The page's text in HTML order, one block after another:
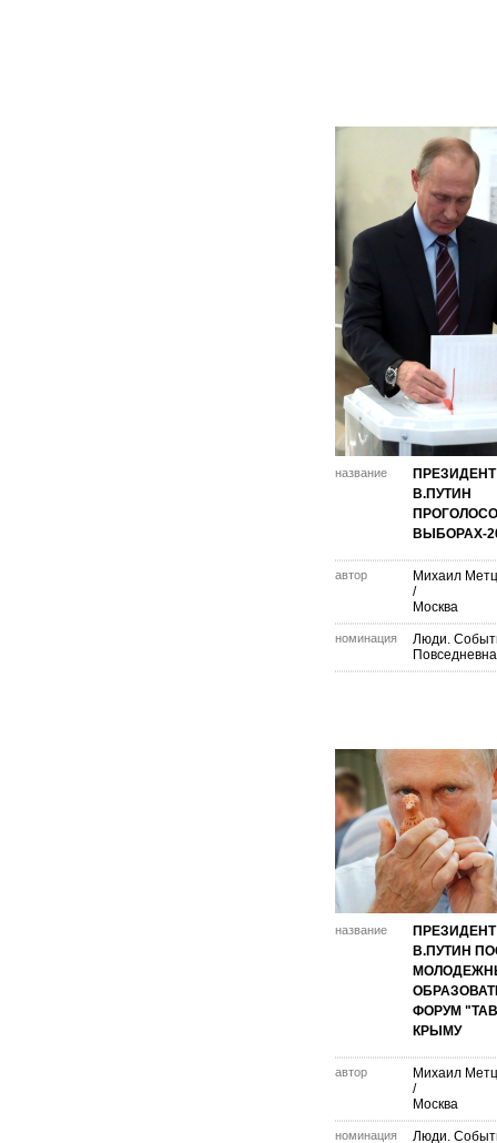
название
В.ПУТИН
ВЫБОРАХ-
автор
Михаил
/
Москва
номинация
Люди.
название
В.ПУТИН
ФОРУМ
КРЫМУ
автор
Михаил
/
Москва
номинация
Люди.